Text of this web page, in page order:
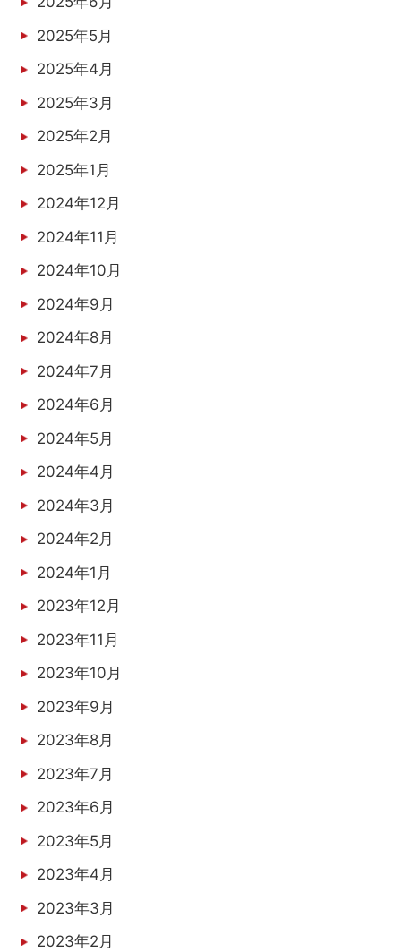
2025年5月
2025年4月
2025年3月
2025年2月
2025年1月
2024年12月
2024年11月
2024年10月
2024年9月
2024年8月
2024年7月
2024年6月
2024年5月
2024年4月
2024年3月
2024年2月
2024年1月
2023年12月
2023年11月
2023年10月
2023年9月
2023年8月
2023年7月
2023年6月
2023年5月
2023年4月
2023年3月
2023年2月